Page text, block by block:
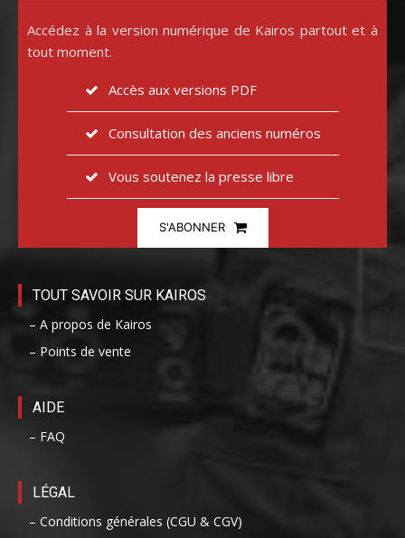
Accédez à la version numérique de Kairos partout et à
tout moment.
Accès aux versions PDF
Consultation des anciens numéros
Vous soutenez la presse libre
S'ABONNER
TOUT SAVOIR SUR KAIROS
– A propos de Kairos
– Points de vente
AIDE
– FAQ
LÉGAL
– Conditions générales (CGU & CGV)